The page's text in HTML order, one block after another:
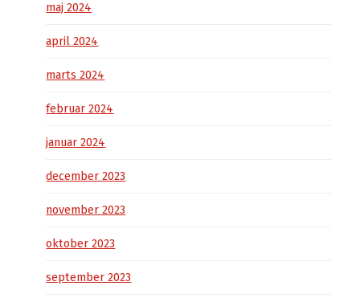
maj 2024
april 2024
marts 2024
februar 2024
januar 2024
december 2023
november 2023
oktober 2023
september 2023